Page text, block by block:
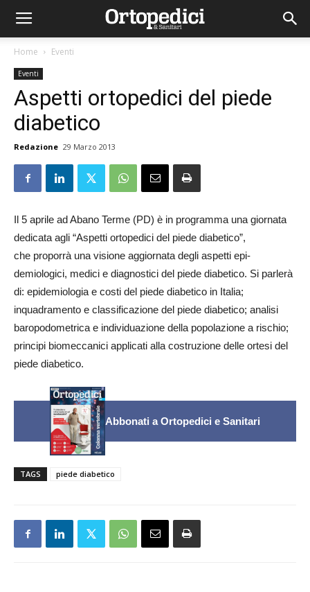
Home Eventi
Eventi
Aspetti ortopedici del piede
diabetico
Redazione 29 Marzo 2013
Il 5 aprile ad Abano Terme (PD) è in programma una giornata
dedicata agli “Aspetti ortopedici del piede diabetico”,
che proporrà una visione aggiornata degli aspetti epi­
demiologici, medici e diagnostici del piede diabetico. Si parlerà
di: epidemiologia e costi del piede diabetico in Italia;
inquadramento e classificazione del piede diabetico; analisi
baropodometrica e individuazione della popolazione a rischio;
principi biomeccanici applicati alla costruzione delle ortesi del
piede diabetico.
Abbonati a Ortopedici e Sanitari
TAGS piede diabetico